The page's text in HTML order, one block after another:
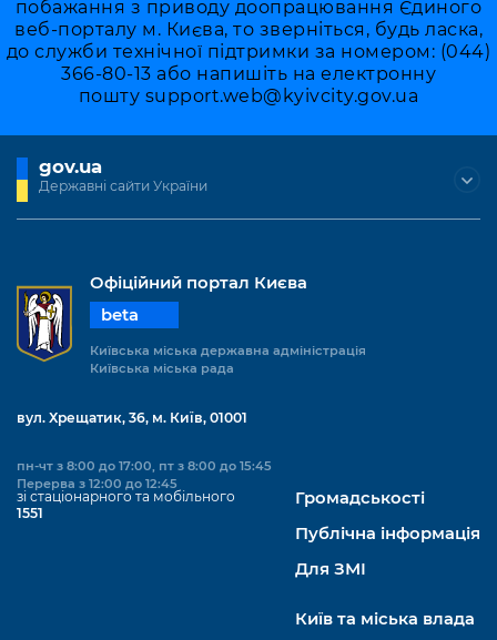
побажання з приводу доопрацювання Єдиного
веб-порталу м. Києва, то зверніться, будь ласка,
до служби технічної підтримки за номером: (044)
366-80-13 або напишіть на електронну
пошту support.web@kyivcity.gov.ua
gov.ua
Державні сайти України
Офіційний портал Києва
beta
Київська міська державна адміністрація
Київська міська рада
вул. Хрещатик, 36, м. Київ, 01001
пн-чт з 8:00 до 17:00, пт з 8:00 до 15:45
Перерва з 12:00 до 12:45
зі стаціонарного та мобільного
1551
Громадськості
Публічна інформація
Для ЗМІ
Київ та міська влада